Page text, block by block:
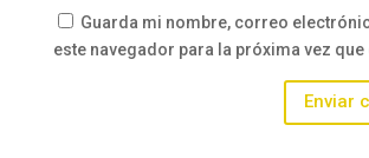
Guarda mi nombre, correo
este navegador para la próxima vez que
Enviar